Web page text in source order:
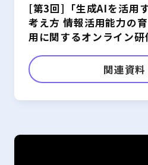
[第3回]「生成AIを活用
考え方 情報活用能力の
用に関するオンライン研
関連資料